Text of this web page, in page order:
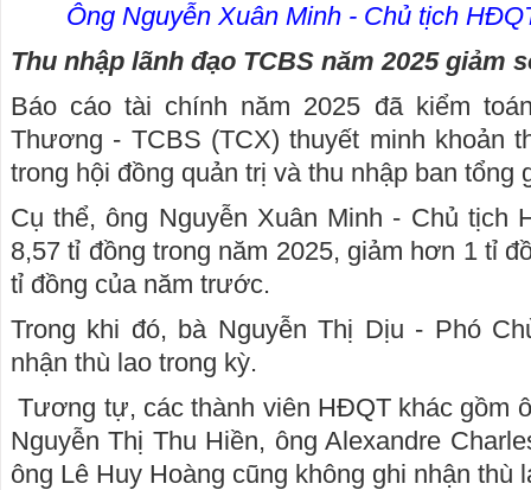
Ông Nguyễn Xuân Minh - Chủ tịch
Thu nhập lãnh đạo TCBS năm 2025 giảm
Báo cáo tài chính năm 2025 đã kiểm
Thương - TCBS (TCX) thuyết minh khoản
trong hội đồng quản trị và thu nhập ban tổng
Cụ thể, ông Nguyễn Xuân Minh - Chủ tịch
8,57 tỉ đồng trong năm 2025, giảm hơn 1 tỉ
tỉ đồng của năm trước.
Trong khi đó, bà Nguyễn Thị Dịu - Phó
nhận thù lao trong kỳ.
Tương tự, các thành viên HĐQT khác gồm
Nguyễn Thị Thu Hiền, ông Alexandre
ông Lê Huy Hoàng cũng không ghi nhận thù